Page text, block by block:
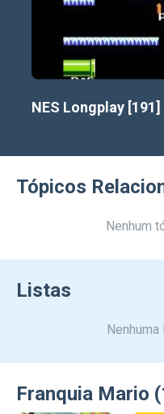
NES Longplay
Tópicos
Nenhum
Listas
Franquia Mario